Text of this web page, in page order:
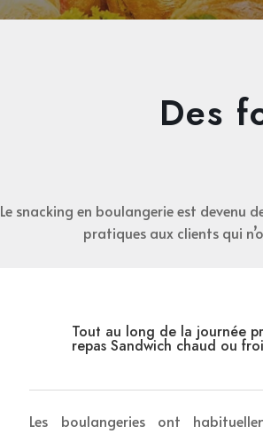
Des
Le snacking en boulangerie est devenu
pratiques aux clients qui
Tout au long de la journée
repas Sandwich chaud ou
Les boulangeries ont